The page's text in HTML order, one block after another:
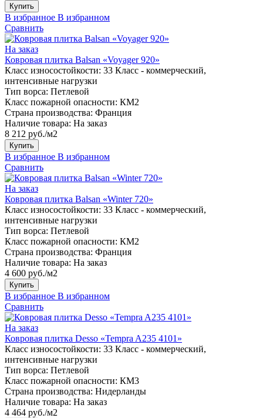
Купить
В избранное В избранном
Сравнить
На заказ
Ковровая плитка Balsan «Voyager 920»
Класс износостойкости: 33 Класс - коммерческий,
интенсивные нагрузки
Тип ворса: Петлевой
Класс пожарной опасности: КМ2
Страна производства: Франция
Наличие товара: На заказ
8 212 руб./м2
Купить
В избранное В избранном
Сравнить
На заказ
Ковровая плитка Balsan «Winter 720»
Класс износостойкости: 33 Класс - коммерческий,
интенсивные нагрузки
Тип ворса: Петлевой
Класс пожарной опасности: КМ2
Страна производства: Франция
Наличие товара: На заказ
4 600 руб./м2
Купить
В избранное В избранном
Сравнить
На заказ
Ковровая плитка Desso «Tempra A235 4101»
Класс износостойкости: 33 Класс - коммерческий,
интенсивные нагрузки
Тип ворса: Петлевой
Класс пожарной опасности: КМ3
Страна производства: Нидерланды
Наличие товара: На заказ
4 464 руб./м2